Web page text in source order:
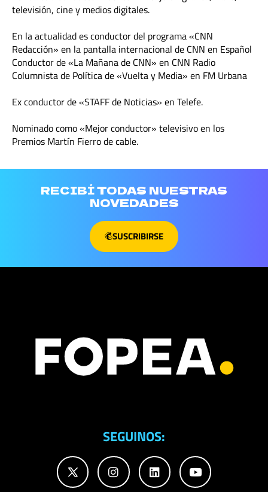
televisión, cine y medios digitales.
En la actualidad es conductor del programa «CNN
Redacción» en la pantalla internacional de CNN en Español
Conductor de «La Mañana de CNN» en CNN Radio
Columnista de Política de «Vuelta y Media» en FM Urbana
Ex conductor de «STAFF de Noticias» en Telefe.
Nominado como «Mejor conductor» televisivo en los
Premios Martín Fierro de cable.
RECIBÍ TODAS NUESTRAS
NOVEDADES
SUSCRIBIRSE
SEGUINOS: